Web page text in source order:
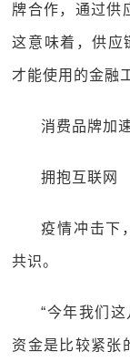
牌合作，通过供
这意味着，供应
才能使用的金融
消费品牌加
拥抱互联网
疫情冲击下
共识。
“今年我们
资金是比较紧张